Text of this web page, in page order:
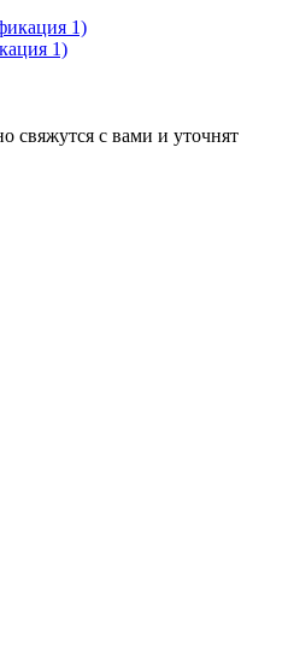
1)
свяжутся с вами и уточнят